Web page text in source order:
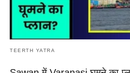
TEERTH YATRA